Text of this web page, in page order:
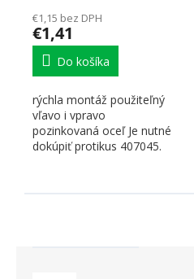
€1,15 bez DPH
€1,41
Do košíka
rýchla montáž použiteľný
vľavo i vpravo
pozinkovaná oceľ Je nutné
dokúpiť protikus 407045.